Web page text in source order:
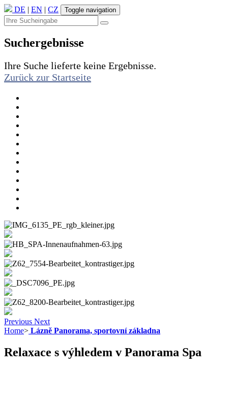
DE | EN | CZ Toggle navigation
Suchergebnisse
Ihre Suche lieferte keine Ergebnisse.
Zurück zur Startseite
Previous Next
Home> Lázně Panorama, sportovní základna
Relaxace s výhledem v Panorama Spa